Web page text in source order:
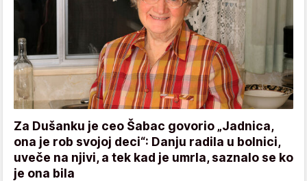
Za Dušanku je ceo Šabac govorio „Jadnica,
ona je rob svojoj deci“: Danju radila u bolnici,
uveče na njivi, a tek kad je umrla, saznalo se ko
je ona bila